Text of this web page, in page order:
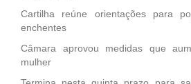
Cartilha reúne orientações para
enchentes
Câmara aprovou medidas que
mulher